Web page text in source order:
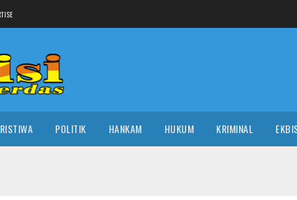
POLITIK HANKAM HUKUM KRIMINAL